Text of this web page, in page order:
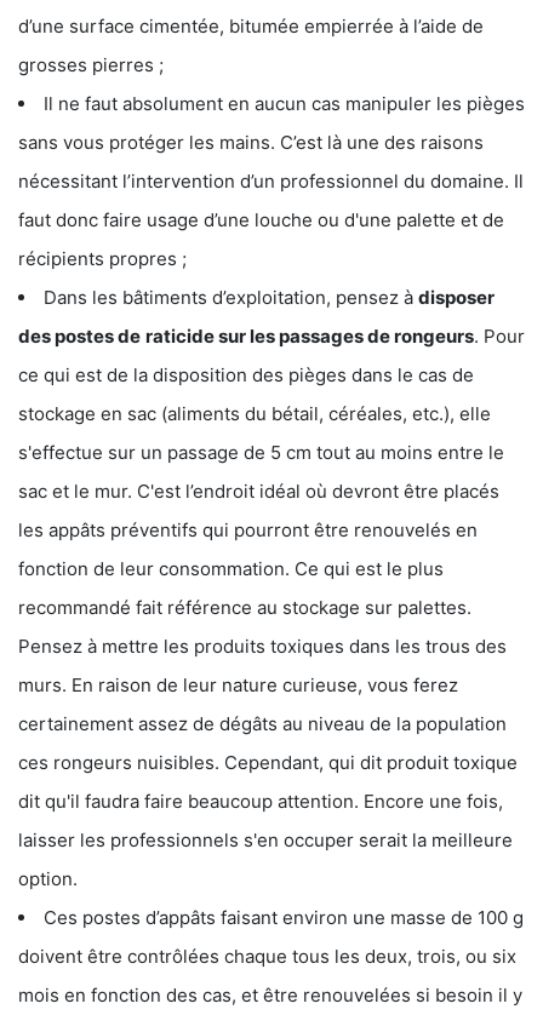
d’une surface cimentée, bitumée empierrée à l’aide de
grosses pierres ;
Il ne faut absolument en aucun cas manipuler les pièges
sans vous protéger les mains. C’est là une des raisons
nécessitant l’intervention d’un professionnel du domaine. Il
faut donc faire usage d’une louche ou d'une palette et de
récipients propres ;
Dans les bâtiments d’exploitation, pensez à disposer
des postes de raticide sur les passages de rongeurs. Pour
ce qui est de la disposition des pièges dans le cas de
stockage en sac (aliments du bétail, céréales, etc.), elle
s'effectue sur un passage de 5 cm tout au moins entre le
sac et le mur. C'est l’endroit idéal où devront être placés
les appâts préventifs qui pourront être renouvelés en
fonction de leur consommation. Ce qui est le plus
recommandé fait référence au stockage sur palettes.
Pensez à mettre les produits toxiques dans les trous des
murs. En raison de leur nature curieuse, vous ferez
certainement assez de dégâts au niveau de la population
ces rongeurs nuisibles. Cependant, qui dit produit toxique
dit qu'il faudra faire beaucoup attention. Encore une fois,
laisser les professionnels s'en occuper serait la meilleure
option.
Ces postes d’appâts faisant environ une masse de 100 g
doivent être contrôlées chaque tous les deux, trois, ou six
mois en fonction des cas, et être renouvelées si besoin il y